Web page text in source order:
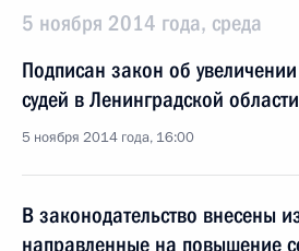
5 ноября 2014 года, среда
Подписан закон об
судей в Ленинградской области
5 ноября 2014 года, 16:00
В законодательство внесены
направленные на повышение